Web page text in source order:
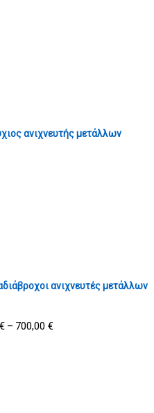
ανιχνευτής μετάλλων
ανιχνευτές μετάλλων
€ – 700,00 €